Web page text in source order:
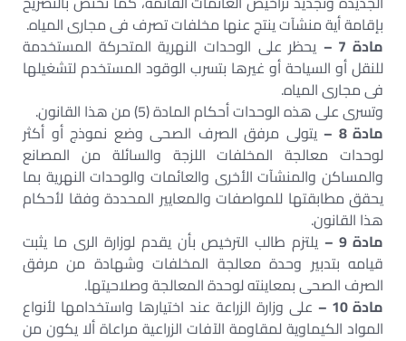
بإقامة أية منشآت ينتج عنها مخلفات تصرف فى مجارى المياه.
مادة 7 –
يحظر على الوحدات النهرية المتحركة المستخدمة
للنقل أو السياحة أو غيرها بتسرب الوقود المستخدم لتشغيلها
فى مجارى المياه.
وتسرى على هذه الوحدات أحكام المادة (5) من هذا القانون.
مادة 8 –
يتولى مرفق الصرف الصحى وضع نموذج أو أكثر
لوحدات معالجة المخلفات اللزجة والسائلة من المصانع
والمساكن والمنشآت الأخرى والعائمات والوحدات النهرية بما
يحقق مطابقتها للمواصفات والمعايير المحددة وفقا لأحكام
هذا القانون.
مادة 9 –
يلتزم طالب الترخيص بأن يقدم لوزارة الرى ما يثبت
قيامه بتدبير وحدة معالجة المخلفات وشهادة من مرفق
الصرف الصحى بمعاينته لوحدة المعالجة وصلاحيتها.
مادة 10 –
على وزارة الزراعة عند اختيارها واستخدامها لأنواع
المواد الكيماوية لمقاومة الآفات الزراعية مراعاة ألا يكون من